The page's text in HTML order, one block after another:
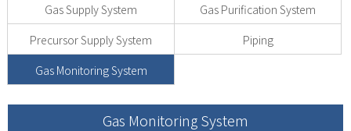
Gas Supply System
Gas Purification System
Precursor Supply System
Piping
Gas Monitoring System
Gas Monitoring System